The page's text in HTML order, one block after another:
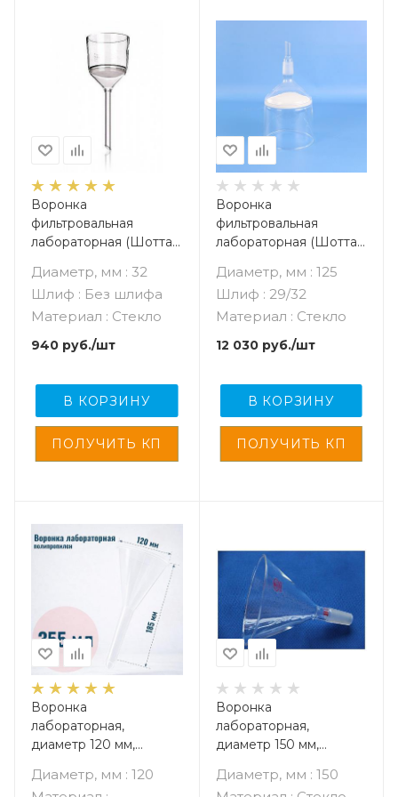
Воронка
фильтровальная
лабораторная (Шотта),
мкм, без шлифа
Диаметр, мм : 32
Шлиф : Без шлифа
Материал : Стекло
940 руб./шт
В КОРЗИНУ
Воронка
фильтровальная
лабораторная (Шотта),
40 мкм, шлиф 29/32
Диаметр, мм : 125
Шлиф : 29/32
Материал : Стекло
12 030руб./шт
В КОРЗИНУ
Воронка
лабораторная,
диаметр 120 мм,
Диаметр, мм : 120
Воронка
лабораторная,
диаметр 150 мм,
Диаметр, мм : 150